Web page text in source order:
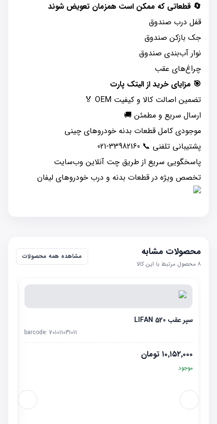
🔄 قطعاتی که ممکن است همزمان تعویض شوند
قفل درب صندوق
جک بازکن صندوق
نوار آب‌بندی صندوق
چراغ‌های عقب
🎯 مزایای خرید از الیتک پارت
تضمین اصالت کالا و کیفیت OEM 🏅
ارسال سریع و مطمئن 🚚
موجودی کامل قطعات بدنه خودروهای چینی
پشتیبانی تلفنی 📞 33982160-021
پاسخگویی سریع از طریق چت آنلاین وب‌سایت
تخصص ویژه در قطعات بدنه و درب خودروهای لیفان
محصولات مشابه
۸ محصول مرتبط با این کالا
مشاهده همه محصولات
سپر عقب LIFAN 520
barcode: 701011031011
۱۰٬۱۵۲٬۰۰۰ تومان
موجود